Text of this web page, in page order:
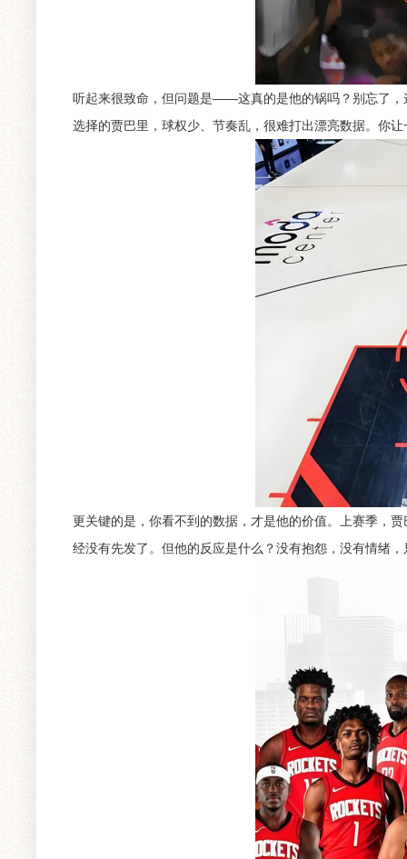
听起来很致命，但问题是——这真的是他的锅吗？别忘了，
选择的贾巴里，球权少、节奏乱，很难打出漂亮数据。你
更关键的是，你看不到的数据，才是他的价值。上赛季，
经没有先发了。但他的反应是什么？没有抱怨，没有情绪